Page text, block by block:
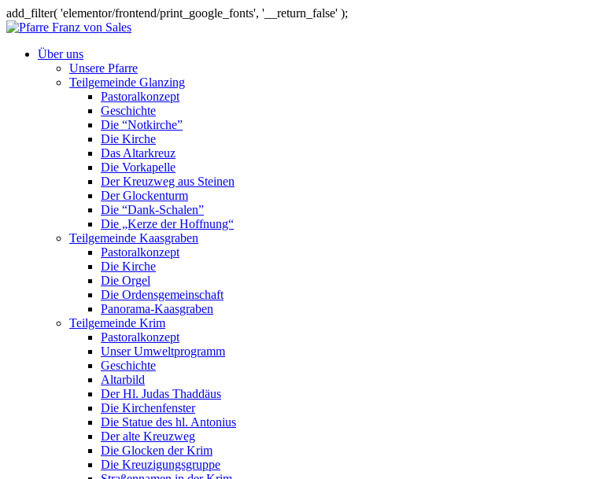
add_filter( 'elementor/frontend/print_google_fonts', '__return_false' );
Über uns
Unsere Pfarre
Teilgemeinde Glanzing
Pastoralkonzept
Geschichte
Die “Notkirche”
Die Kirche
Das Altarkreuz
Die Vorkapelle
Der Kreuzweg aus Steinen
Der Glockenturm
Die “Dank-Schalen”
Die „Kerze der Hoffnung“
Teilgemeinde Kaasgraben
Pastoralkonzept
Die Kirche
Die Orgel
Die Ordensgemeinschaft
Panorama-Kaasgraben
Teilgemeinde Krim
Pastoralkonzept
Unser Umweltprogramm
Geschichte
Altarbild
Der Hl. Judas Thaddäus
Die Kirchenfenster
Die Statue des hl. Antonius
Der alte Kreuzweg
Die Glocken der Krim
Die Kreuzigungsgruppe